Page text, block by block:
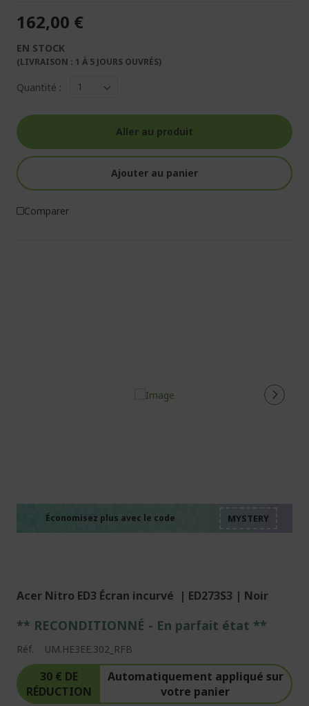
162,00 €
EN STOCK
(LIVRAISON : 1 À 5 JOURS OUVRÉS)
Quantité :
Aller au produit
Ajouter au panier
Comparer
Économisez plus avec le code
Acer Nitro ED3 Écran incurvé | ED273S3 | Noir
** RECONDITIONNÉ - En parfait état **
Réf. UM.HE3EE.302_RFB
30 € DE
RÉDUCTION
Automatiquement appliqué sur
votre panier